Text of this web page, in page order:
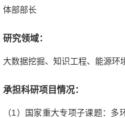
体部部长
研究领域：
大数据挖掘、知识工程、能源环
承担科研项目情况：
（1 ）国家重大专项子课题：多